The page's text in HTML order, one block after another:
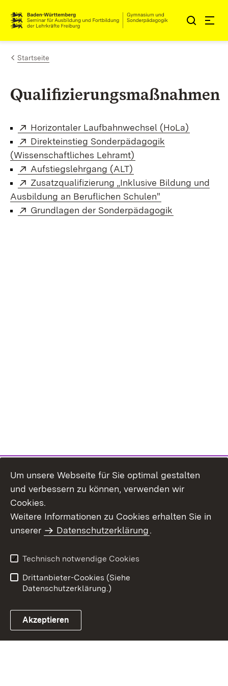
Zum Inhalt springen
Link zur Startseite
Startseite
Qualifizierungsmaßnahmen
Extern:
Horizontaler Laufbahnwechsel (HoLa)
Extern:
Direkteinstieg Sonderpädagogik
(Wissenschaftliches Lehramt)
Extern:
Aufstiegslehrgang (ALT)
Extern:
Zusatzqualifizierung „Inklusive Bildung und
Ausbildung an Beruflichen Schulen"
Extern:
Grundlagen der Sonderpädagogik
Benutzungshinweise
Erklärung zur
Um unsere Webseite für Sie optimal gestalten
und verbessern zu können, verwenden wir
Cookies.
Weitere Informationen zu Cookies erhalten Sie in
unserer
Datenschutzerklärung.
Technisch notwendige Cookies
Drittanbieter-Cookies (Siehe
Datenschutzerklärung.)
Akzeptieren